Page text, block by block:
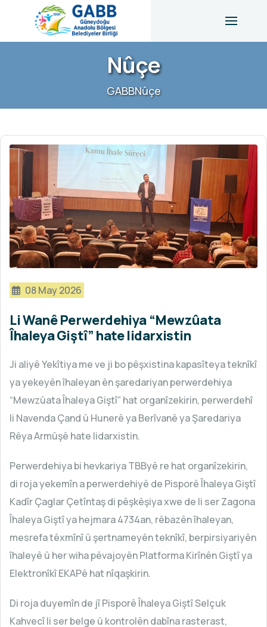
Nûçe
GABBNûçe
08 May 2026
Li Wanê Perwerdehiya “Mewzûata
Îhaleya Giştî” hate lidarxistin
Ji aliyê Yekîtiya me ve ji bo pêşxistina kapasîteya teknîkî
ya yekeyên îhaleyan ên şaredariyan perwerdehiya
“Mewzûata Îhaleya Giştî” hat organîzekirin, perwerdehî
li Navenda Çand û Hunerê ya Berîvanê ya Şaredariya
Rêya Armûşê hate lidarxistin.
Perwerdehiya bi hevkariya TBByê re hat organîzekirin,
di roja yekemîn a perwerdehiyê de Pisporê Îhaleya Giştî
Kadîr Çaglar Çetîntaş di pêşkêşiya xwe de li ser Zagona
Îhaleya Giştî ya hejmara 4734an, rêbazên îhaleyan,
mesrefa têxmînî û şertnameyên teknîkî, berpirsiyariyên
îhaleyê û her wiha pêvajoyên Platforma Kirînên Giştî ya
Elektronîkî EKAPê hat nîqaşkirin.
Di roja duyemîn de jî Pisporê Îhaleya Giştî Selçuk
Kahvecî li ser belge û kontrolên dabîna rasterast,